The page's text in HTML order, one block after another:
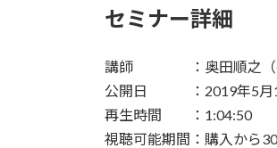
セミナー詳細
講師 ：奥田順之（獣
公開日 ：2019年5月
再生時間 ：1:04:50
視聴可能期間：購入から